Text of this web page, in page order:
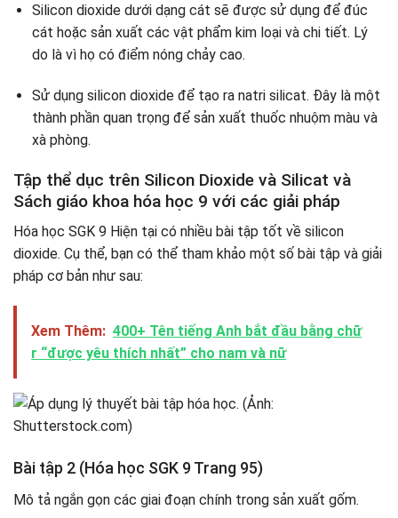
Silicon dioxide dưới dạng cát sẽ được sử dụng để đúc
cát hoặc sản xuất các vật phẩm kim loại và chi tiết. Lý
do là vì họ có điểm nóng chảy cao.
Sử dụng silicon dioxide để tạo ra natri silicat. Đây là một
thành phần quan trọng để sản xuất thuốc nhuộm màu và
xà phòng.
Tập thể dục trên Silicon Dioxide và Silicat và
Sách giáo khoa hóa học 9 với các giải pháp
Hóa học SGK 9 Hiện tại có nhiều bài tập tốt về silicon
dioxide. Cụ thể, bạn có thể tham khảo một số bài tập và giải
pháp cơ bản như sau:
Xem Thêm: 400+ Tên tiếng Anh bắt đầu bằng chữ
r “được yêu thích nhất” cho nam và nữ
Bài tập 2 (Hóa học SGK 9 Trang 95)
Mô tả ngắn gọn các giai đoạn chính trong sản xuất gốm.